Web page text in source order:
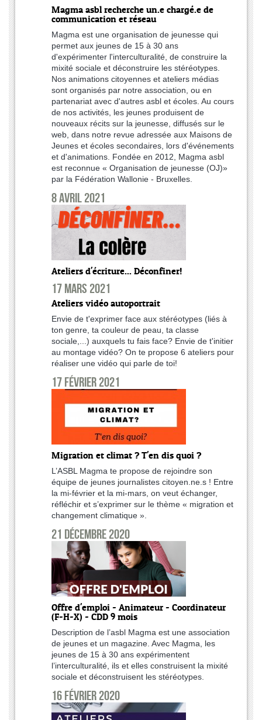
Magma asbl recherche un.e chargé.e de
communication et réseau
Magma est une organisation de jeunesse qui
permet aux jeunes de 15 à 30 ans
d'expérimenter l'interculturalité, de construire la
mixité sociale et déconstruire les stéréotypes.
Nos animations citoyennes et ateliers médias
sont organisés par notre association, ou en
partenariat avec d'autres asbl et écoles. Au cours
de nos activités, les jeunes produisent de
nouveaux récits sur la jeunesse, diffusés sur le
web, dans notre revue adressée aux Maisons de
Jeunes et écoles secondaires, lors d'événements
et d'animations. Fondée en 2012, Magma asbl
est reconnue « Organisation de jeunesse (OJ)»
par la Fédération Wallonie - Bruxelles.
8 avril 2021
Ateliers d'écriture... Déconfiner!
17 mars 2021
Ateliers vidéo autoportrait
Envie de t'exprimer face aux stéréotypes (liés à
ton genre, ta couleur de peau, ta classe
sociale,...) auxquels tu fais face? Envie de t'initier
au montage vidéo? On te propose 6 ateliers pour
réaliser une vidéo qui parle de toi!
17 février 2021
Migration et climat ? T'en dis quoi ?
L’ASBL Magma te propose de rejoindre son
équipe de jeunes journalistes citoyen.ne.s ! Entre
la mi-février et la mi-mars, on veut échanger,
réfléchir et s’exprimer sur le thème « migration et
changement climatique ».
21 décembre 2020
Offre d'emploi - Animateur - Coordinateur
(F-H-X) - CDD 9 mois
Description de l’asbl Magma est une association
de jeunes et un magazine. Avec Magma, les
jeunes de 15 à 30 ans expérimentent
l’interculturalité, ils et elles construisent la mixité
sociale et déconstruisent les stéréotypes.
16 février 2020